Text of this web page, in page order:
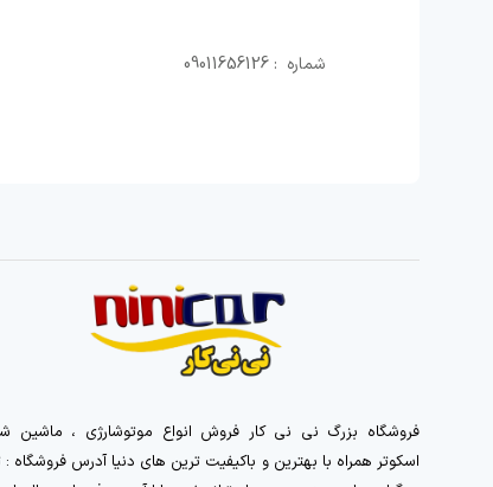
شماره : 09011656126
فروشگاه بزرگ نی نی کار فروش انواع موتوشارژی ، ماشین
اسکوتر همراه با بهترین و باکیفیت ترین های دنیا آدرس فروشگاه :